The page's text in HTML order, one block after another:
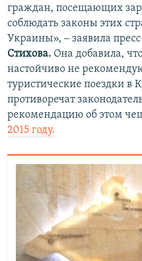
граждан, посещающих
соблюдать законы этих
Украины», ‒ заявила
Стихова. Она добавила,
настойчиво не
туристические поездки в
противоречат
рекомендацию об этом
2015 году.